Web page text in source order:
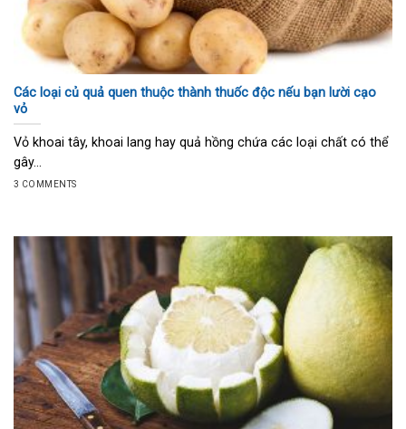
Các loại củ quả quen thuộc thành thuốc độc nếu bạn lười cạo
vỏ
Vỏ khoai tây, khoai lang hay quả hồng chứa các loại chất có thể
gây...
3 COMMENTS